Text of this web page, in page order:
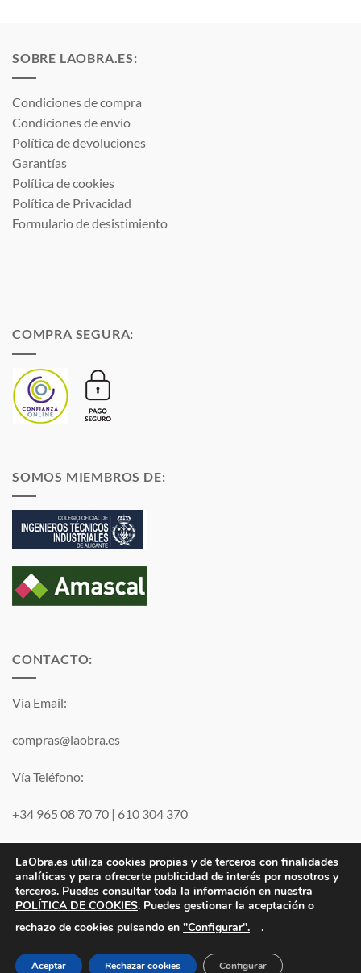
SOBRE LAOBRA.ES:
Condiciones de compra
Condiciones de envío
Política de devoluciones
Garantías
Política de cookies
Política de Privacidad
Formulario de desistimiento
COMPRA SEGURA:
SOMOS MIEMBROS DE:
CONTACTO:
Vía Email:
compras@laobra.es
Vía Teléfono:
+34 965 08 70 70 | 610 304 370
Visa PayPal MasterCard
Electro JJ San Juan, S.L. | B53077459 | Inscrita en el Registro
Mercantil de Alicante Tomo 1869. Folio 132 Hoja A-35683.
LaObra.es utiliza cookies propias y de terceros con finalidades
analíticas y para ofrecerte publicidad de interés por nosotros y
terceros. Puedes consultar toda la información en nuestra
POLÍTICA DE COOKIES. Puedes gestionar la aceptación o
rechazo de cookies pulsando en "Configurar". .
Aceptar Rechazar cookies Configurar